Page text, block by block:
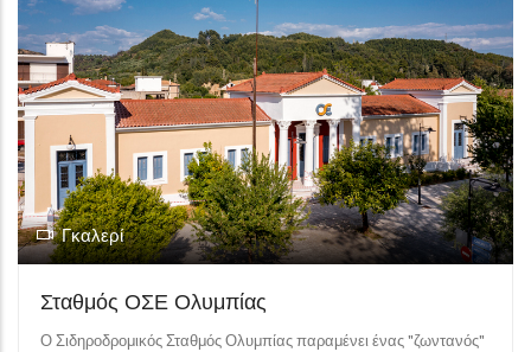
Γκαλερί
Σταθμός ΟΣΕ Ολυμπίας
Ο Σιδηροδρομικός Σταθμός Ολυμπίας παραμένει ένας "ζωντανός"